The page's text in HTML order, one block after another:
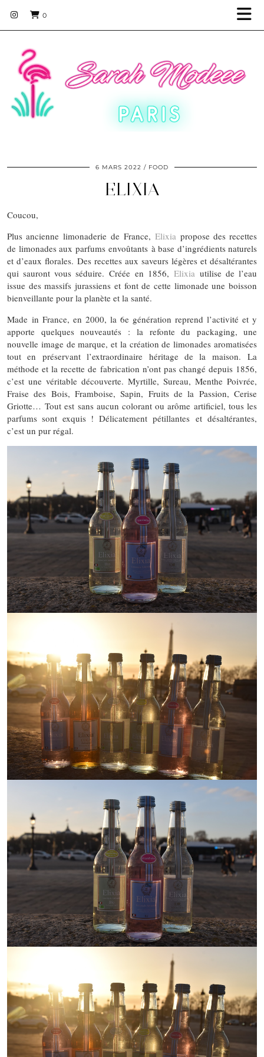
0
6 MARS 2022 FOOD
ELIXIA
Coucou,
Plus ancienne limonaderie de France, Elixiapropose des recettes
de limonades aux parfums envoûtants à base d’ingrédients naturels
et d’eaux florales. Des recettes aux saveurs légères et désaltérantes
qui sauront vous séduire. Créée en 1856, Elixiautilise de l’eau
issue des massifs jurassiens et font de cette limonade une boisson
bienveillante pour la planète et la santé.
Made in France, en 2000, la 6e génération reprend l’activité et y
apporte quelques nouveautés : la refonte du packaging, une
nouvelle image de marque, et la création de limonades aromatisées
tout en préservant l’extraordinaire héritage de la maison. La
méthode et la recette de fabrication n’ont pas changé depuis 1856,
c’est une véritable découverte. Myrtille, Sureau, Menthe Poivrée,
Fraise des Bois, Framboise, Sapin, Fruits de la Passion, Cerise
Griotte… Tout est sans aucun colorant ou arôme artificiel, tous les
parfums sont exquis ! Délicatement pétillantes et désaltérantes,
c’est un pur régal.